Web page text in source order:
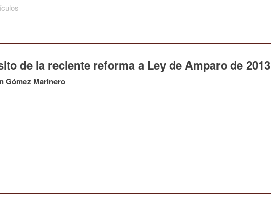
de la reciente reforma a Ley de Amparo de 2013
Gómez Marinero